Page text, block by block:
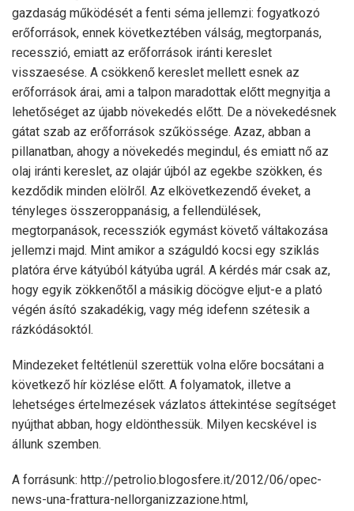
gazdaság működését a fenti séma jellemzi: fogyatkozó
erőforrások, ennek következtében válság, megtorpanás,
recesszió, emiatt az erőforrások iránti kereslet
visszaesése. A csökkenő kereslet mellett esnek az
erőforrások árai, ami a talpon maradottak előtt megnyitja a
lehetőséget az újabb növekedés előtt. De a növekedésnek
gátat szab az erőforrások szűkössége. Azaz, abban a
pillanatban, ahogy a növekedés megindul, és emiatt nő az
olaj iránti kereslet, az olajár újból az egekbe szökken, és
kezdődik minden elölről. Az elkövetkezendő éveket, a
tényleges összeroppanásig, a fellendülések,
megtorpanások, recessziók egymást követő váltakozása
jellemzi majd. Mint amikor a száguldó kocsi egy sziklás
platóra érve kátyúból kátyúba ugrál. A kérdés már csak az,
hogy egyik zökkenőtől a másikig döcögve eljut-e a plató
végén ásító szakadékig, vagy még idefenn szétesik a
rázkódásoktól.
Mindezeket feltétlenül szerettük volna előre bocsátani a
következő hír közlése előtt. A folyamatok, illetve a
lehetséges értelmezések vázlatos áttekintése segítséget
nyújthat abban, hogy eldönthessük. Milyen kecskével is
állunk szemben.
A forrásunk: http://petrolio.blogosfere.it/2012/06/opec-
news-una-frattura-nellorganizzazione.html,